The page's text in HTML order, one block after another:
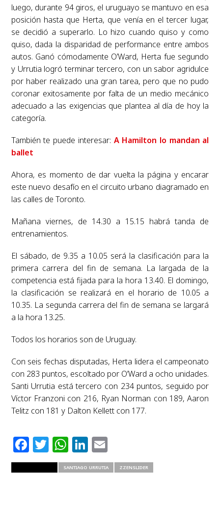
luego, durante 94 giros, el uruguayo se mantuvo en esa
posición hasta que Herta, que venía en el tercer lugar,
se decidió a superarlo. Lo hizo cuando quiso y como
quiso, dada la disparidad de performance entre ambos
autos. Ganó cómodamente O’Ward, Herta fue segundo
y Urrutia logró terminar tercero, con un sabor agridulce
por haber realizado una gran tarea, pero que no pudo
coronar exitosamente por falta de un medio mecánico
adecuado a las exigencias que plantea al día de hoy la
categoría.
También te puede interesar: A Hamilton lo mandan al
ballet
Ahora, es momento de dar vuelta la página y encarar
este nuevo desafío en el circuito urbano diagramado en
las calles de Toronto.
Mañana viernes, de 14.30 a 15.15 habrá tanda de
entrenamientos.
El sábado, de 9.35 a 10.05 será la clasificación para la
primera carrera del fin de semana. La largada de la
competencia está fijada para la hora 13.40. El domingo,
la clasificación se realizará en el horario de 10.05 a
10.35. La segunda carrera del fin de semana se largará
a la hora 13.25.
Todos los horarios son de Uruguay.
Con seis fechas disputadas, Herta lidera el campeonato
con 283 puntos, escoltado por O’Ward a ocho unidades.
Santi Urrutia está tercero con 234 puntos, seguido por
Víctor Franzoni con 216, Ryan Norman con 189, Aaron
Telitz con 181 y Dalton Kellett con 177.
Facebook
Twitter
WhatsApp
LinkedIn
Email
SANTIAGO URRUTIA ZZENSLIDER